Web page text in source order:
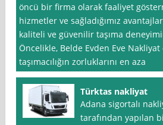
öncü bir firma olarak faaliyet
hizmetler ve sağladığımız
kaliteli ve güvenilir taşıma
Öncelikle, Belde Evden Eve
taşımacılığın zorluklarını en aza
Türktas nakliyat
Adana sigortalı
tarafından yapılan